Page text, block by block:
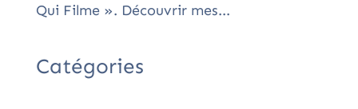
Qui Filme ». Découvrir mes...
Catégories